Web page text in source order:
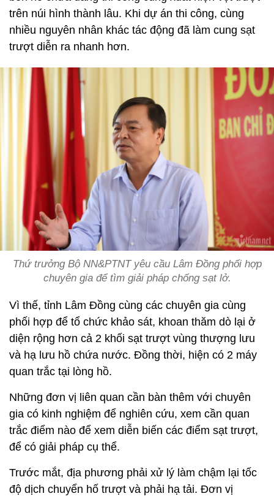
trên núi hình thành lâu. Khi dự án thi công, cùng
nhiều nguyên nhân khác tác động đã làm cung sạt
trượt diễn ra nhanh hơn.
Thứ trưởng Bộ NN&PTNT yêu cầu Lâm Đồng phối hợp
chuyên gia để tìm giải pháp chống sạt lở.
Vì thế, tỉnh Lâm Đồng cùng các chuyên gia cùng
phối hợp để tổ chức khảo sát, khoan thăm dò lại ở
diện rộng hơn cả 2 khối sạt trượt vùng thượng lưu
và hạ lưu hồ chứa nước. Đồng thời, hiện có 2 máy
quan trắc tại lòng hồ.
Những đơn vị liên quan cần bàn thêm với chuyên
gia có kinh nghiệm để nghiên cứu, xem cần quan
trắc điểm nào để xem diễn biến các điểm sạt trượt,
để có giải pháp cụ thể.
Trước mắt, địa phương phải xử lý làm chậm lại tốc
độ dịch chuyển hố trượt và phải hạ tải. Đơn vị